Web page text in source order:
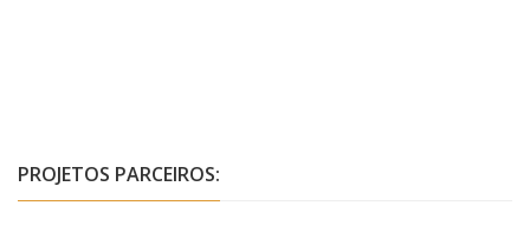
PROJETOS PARCEIROS: